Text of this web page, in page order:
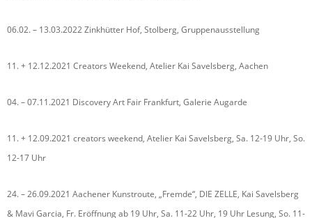
06.02. – 13.03.2022 Zinkhütter Hof, Stolberg, Gruppenausstellung
11. + 12.12.2021 Creators Weekend, Atelier Kai Savelsberg, Aachen
04. – 07.11.2021 Discovery Art Fair Frankfurt, Galerie Augarde
11. + 12.09.2021 creators weekend, Atelier Kai Savelsberg, Sa. 12-19 Uhr, So.
12-17 Uhr
24. – 26.09.2021 Aachener Kunstroute, „Fremde“, DIE ZELLE, Kai Savelsberg
& Mavi Garcia, Fr. Eröffnung ab 19 Uhr, Sa. 11-22 Uhr, 19 Uhr Lesung, So. 11-